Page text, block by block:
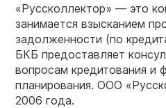
«Руссколлектор» — это
занимается взысканием
задолженности (по
БКБ предоставляет
вопросам кредитования и
планирования. ООО
2006 года.